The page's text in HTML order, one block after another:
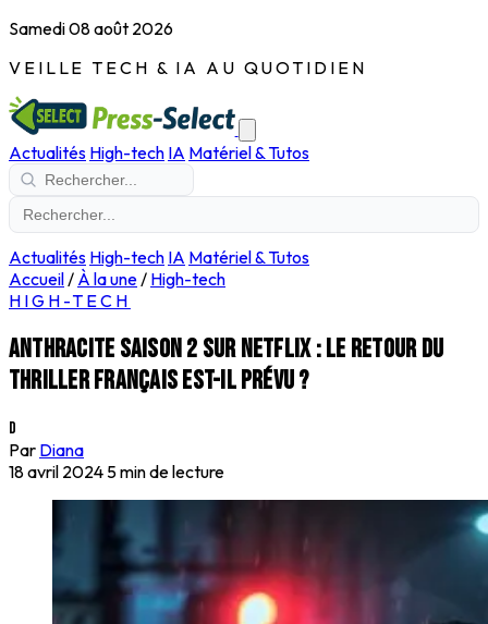
Samedi 08 août 2026
VEILLE TECH & IA AU QUOTIDIEN
Actualités High-tech IA Matériel & Tutos
Actualités High-tech IA Matériel & Tutos
Accueil/ À la une/ High-tech
HIGH-TECH
Anthracite saison 2 sur Netflix : le retour du
thriller français est-il prévu ?
D
Par Diana
18 avril 2024 5 min de lecture